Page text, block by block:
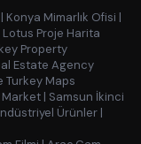
| Konya Mimarlık Ofisi |
Lotus Proje Harita
Property
Estate Agency
Turkey Maps
Market | Samsun İkinci
Ürünler |